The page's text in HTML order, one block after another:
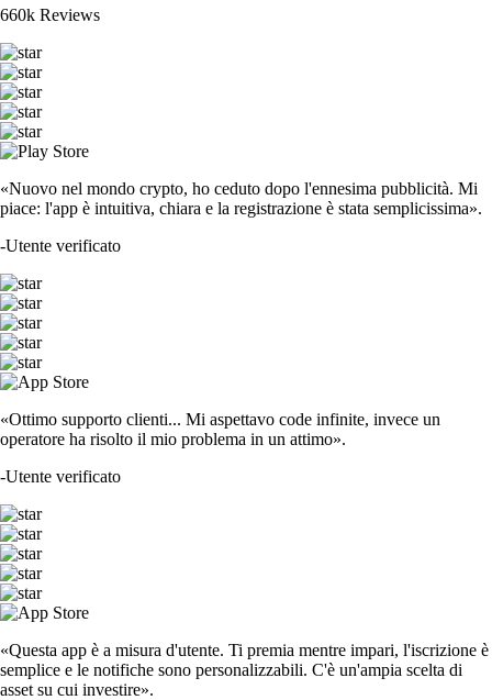
660k Reviews
«Nuovo nel mondo crypto, ho ceduto dopo l'ennesima pubblicità. Mi
piace: l'app è intuitiva, chiara e la registrazione è stata semplicissima».
-Utente verificato
«Ottimo supporto clienti... Mi aspettavo code infinite, invece un
operatore ha risolto il mio problema in un attimo».
-Utente verificato
«Questa app è a misura d'utente. Ti premia mentre impari, l'iscrizione è
semplice e le notifiche sono personalizzabili. C'è un'ampia scelta di
asset su cui investire».